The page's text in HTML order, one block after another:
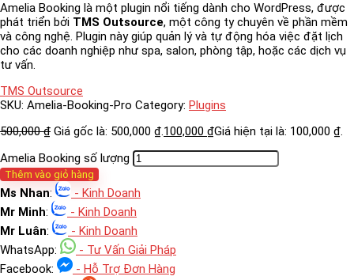
Amelia Booking là một plugin nổi tiếng dành cho WordPress, được
phát triển bởi TMS Outsource, một công ty chuyên về phần mềm
và công nghệ. Plugin này giúp quản lý và tự động hóa việc đặt lịch
cho các doanh nghiệp như spa, salon, phòng tập, hoặc các dịch vụ
tư vấn.
TMS Outsource
SKU: Amelia-Booking-Pro Category: Plugins
500,000₫ Giá gốc là: 500,000 ₫.100,000 ₫Giá hiện tại là: 100,000 ₫.
Amelia Booking số lượng
Thêm vào giỏ hàng
Ms Nhan:
- Kinh Doanh
Mr Minh:
- Kinh Doanh
Mr Luân:
- Kinh Doanh
WhatsApp:
- Tư Vấn Giải Pháp
Facebook:
- Hỗ Trợ Đơn Hàng